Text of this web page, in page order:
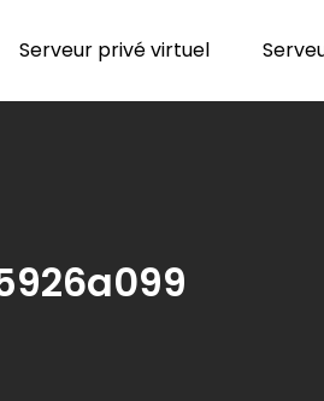
Serveur privé virtuel